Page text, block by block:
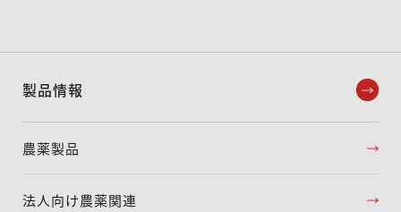
製品情報
農薬製品
法人向け農薬関連